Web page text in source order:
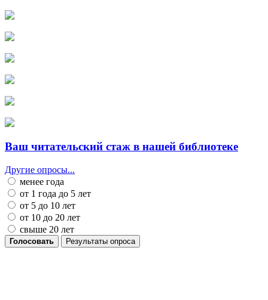
Ваш читательский стаж в нашей библиотеке
Другие опросы...
менее года
от 1 года до 5 лет
от 5 до 10 лет
от 10 до 20 лет
свыше 20 лет
Голосовать Результаты опроса